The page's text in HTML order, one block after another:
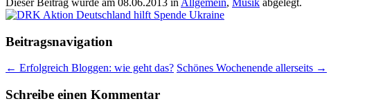
Dieser Beitrag wurde am 08.06.2013 in Allgemein, Musik abgelegt.
Beitragsnavigation
← Erfolgreich Bloggen: wie geht das? Schönes Wochenende allerseits →
Schreibe einen Kommentar